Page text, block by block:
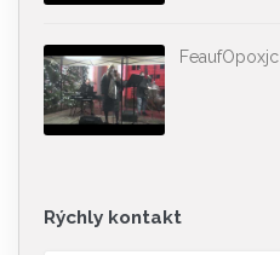
FeaufOpoxjc
Rýchly kontakt